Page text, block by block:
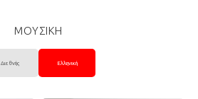
ΜΟΥΣΙΚΗ
Διεθνής Ελληνική